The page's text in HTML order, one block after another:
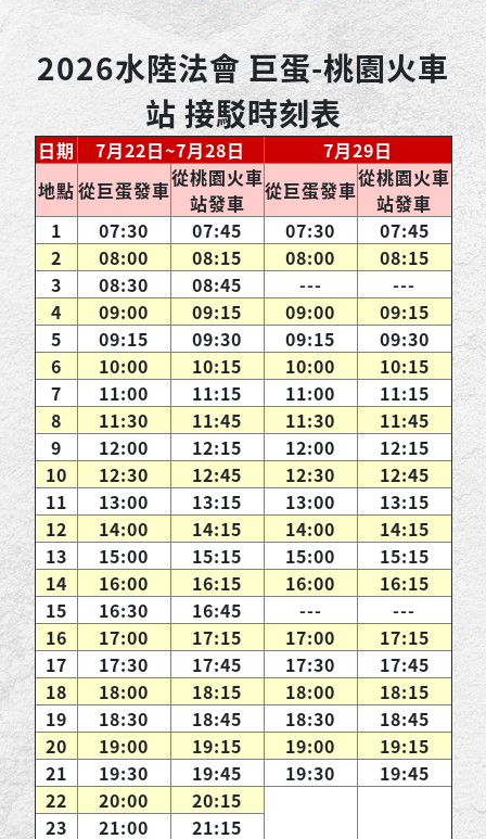
2026水陸法會 巨蛋-桃園火車
站 接駁時刻表
日期 7月22日~7月28日
7月29日
地點從巨蛋發車從桃園火車
站發車
從巨蛋發車從桃園火車
站發車
1
07:30 07:45 07:30
07:45
2
08:00 08:15 08:00
08:15
3
08:30 08:45 ---
---
4
09:00 09:15 09:00
09:15
5
09:15 09:30 09:15
09:30
6
10:00 10:15 10:00
10:15
7
11:00 11:15 11:00
11:15
8
11:30 11:45 11:30
11:45
9
12:00 12:15 12:00
12:15
10
12:30 12:45 12:30
12:45
11
13:00 13:15 13:00
13:15
12
14:00 14:15 14:00
14:15
13
15:00 15:15 15:00
15:15
14
16:00 16:15 16:00
16:15
15
16:30 16:45 ---
---
16
17:00 17:15 17:00
17:15
17
17:30 17:45 17:30
17:45
18
18:00 18:15 18:00
18:15
19
18:30 18:45 18:30
18:45
20
19:00 19:15 19:00
19:15
21
19:30 19:45 19:30
19:45
22
20:00
20:15
23
21:00 21:15